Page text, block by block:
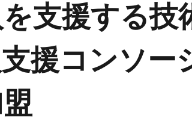
AI
テクニカルサポート
ソリューションサイト
ライフサイエンス
社会貢献活動・
よくある
新卒採用
支援する技
援コンソー